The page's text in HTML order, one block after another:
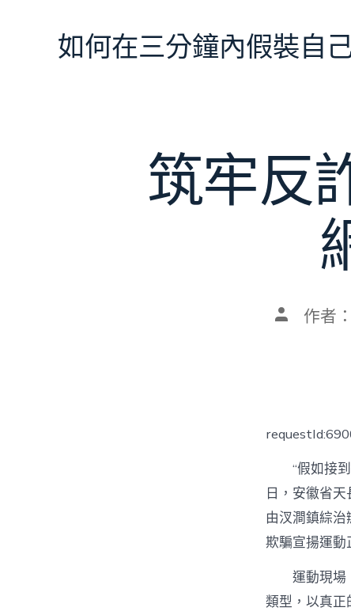
如何在三分鐘內假裝自
筑牢反
文 作者：
“假如接
日，安徽省
由汊澗鎮綜
欺騙宣揚運動
運動現場
類型，以真正